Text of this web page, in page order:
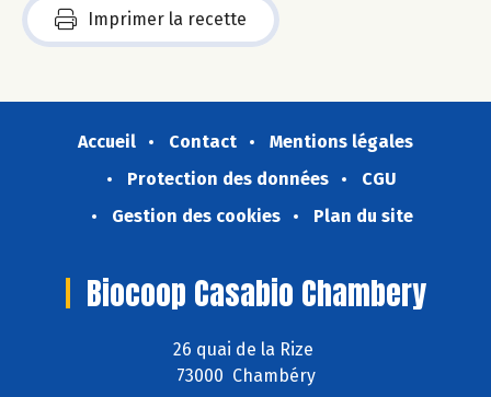
Imprimer la recette
Accueil Contact
Mentions légales
Protection des données
CGU
Gestion des cookies
Plan du site
Biocoop Casabio Chambery
26 quai de la Rize
73000 Chambéry